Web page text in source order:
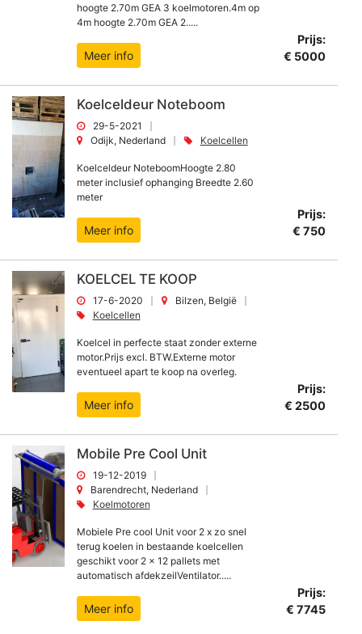
hoogte 2.70m GEA 3 koelmotoren.4m op
4m hoogte 2.70m GEA 2.....
Meer info
Prijs:
€ 5000
Koelceldeur Noteboom
29-5-2021
Odijk, Nederland
Koelcellen
Koelceldeur NoteboomHoogte 2.80
meter inclusief ophanging Breedte 2.60
meter
Meer info
Prijs:
€ 750
KOELCEL TE KOOP
17-6-2020
Bilzen, België
Koelcellen
Koelcel in perfecte staat zonder externe
motor.Prijs excl. BTW.Externe motor
eventueel apart te koop na overleg.
Meer info
Prijs:
€ 2500
Mobile Pre Cool Unit
19-12-2019
Barendrecht, Nederland
Koelmotoren
Mobiele Pre cool Unit voor 2 x zo snel
terug koelen in bestaande koelcellen
geschikt voor 2 x 12 pallets met
automatisch afdekzeilVentilator.....
Meer info
Prijs:
€ 7745